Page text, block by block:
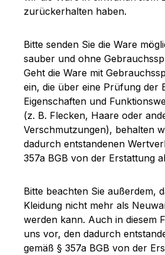
zurückerhalten haben.
Bitte senden Sie die Ware
sauber und ohne
Geht die Ware mit
ein, die über eine Prüfung der
Eigenschaften und
(z. B. Flecken, Haare oder
Verschmutzungen), behalten
dadurch entstandenen
357a BGB von der Erstattung
Bitte beachten Sie außerdem,
Kleidung nicht mehr als
werden kann. Auch in diesem
uns vor, den dadurch
gemäß § 357a BGB von der